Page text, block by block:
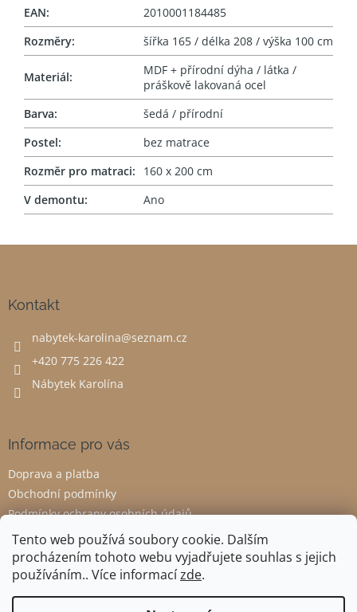
Tento web používá soubory cookie. Dalším
procházením tohoto webu vyjadřujete souhlas s jejich
používáním.. Více informacízde.
EAN:
2010001184485
Rozměry: šířka 165 / délka 208 / výška 100 cm
Materiál:
MDF + přírodní dýha / látka /
práškově lakovaná ocel
Barva:
šedá / přírodní
Postel:
bez matrace
Rozměr pro matraci:
160 x 200 cm
V demontu: Ano
Kontakt
nabytek-karolina@seznam.cz
+420 775 226 422
Nábytek Karolína
Informace pro vás
Doprava a platba
Obchodní podmínky
Podmínky ochrany osobních údajů
Odstoupení od smlouvy